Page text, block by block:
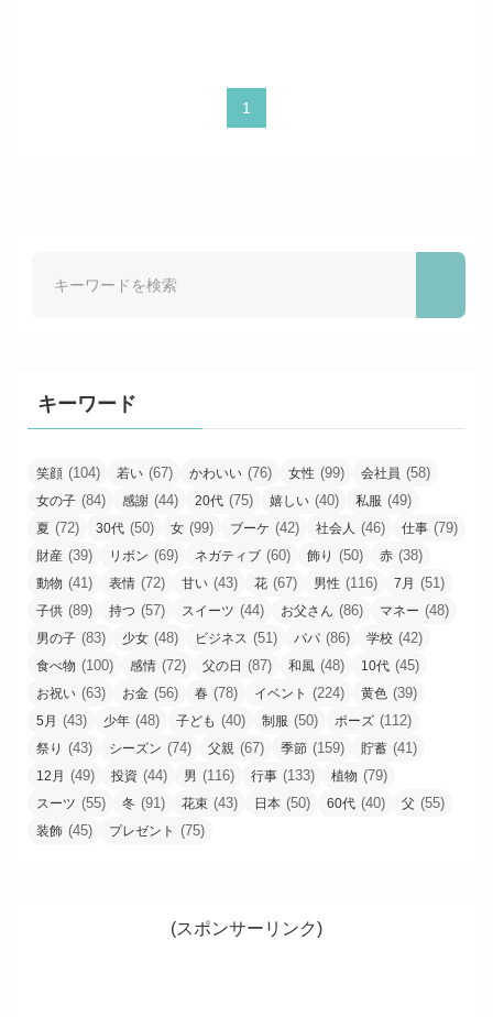
1
キーワード
笑顔 (104) 若い (67) かわいい (76) 女性 (99) 会社員 (58)
女の子 (84) 感謝 (44) 20代 (75) 嬉しい (40) 私服 (49)
夏 (72) 30代 (50) 女 (99) ブーケ (42) 社会人 (46) 仕事 (79)
財産 (39) リボン (69) ネガティブ (60) 飾り (50) 赤 (38)
動物 (41) 表情 (72) 甘い (43) 花 (67) 男性 (116) 7月 (51)
子供 (89) 持つ (57) スイーツ (44) お父さん (86) マネー (48)
男の子 (83) 少女 (48) ビジネス (51) パパ (86) 学校 (42)
食べ物 (100) 感情 (72) 父の日 (87) 和風 (48) 10代 (45)
お祝い (63) お金 (56) 春 (78) イベント (224) 黄色 (39)
5月 (43) 少年 (48) 子ども (40) 制服 (50) ポーズ (112)
祭り (43) シーズン (74) 父親 (67) 季節 (159) 貯蓄 (41)
12月 (49) 投資 (44) 男 (116) 行事 (133) 植物 (79)
スーツ (55) 冬 (91) 花束 (43) 日本 (50) 60代 (40) 父 (55)
装飾 (45) プレゼント (75)
(スポンサーリンク)